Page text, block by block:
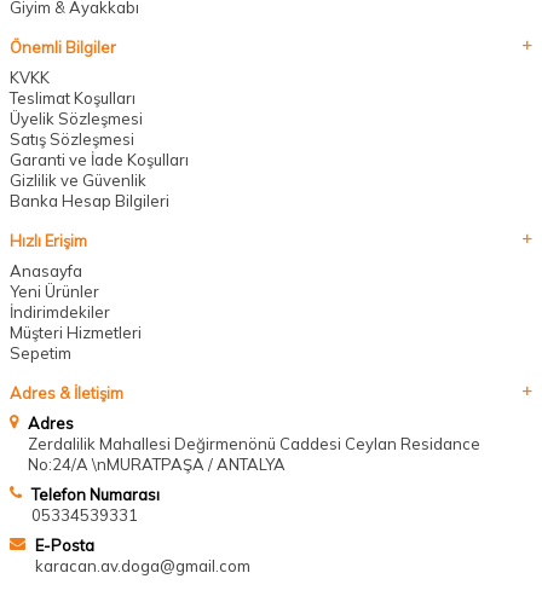
Giyim & Ayakkabı
Önemli Bilgiler
KVKK
Teslimat Koşulları
Üyelik Sözleşmesi
Satış Sözleşmesi
Garanti ve İade Koşulları
Gizlilik ve Güvenlik
Banka Hesap Bilgileri
Hızlı Erişim
Anasayfa
Yeni Ürünler
İndirimdekiler
Müşteri Hizmetleri
Sepetim
Adres & İletişim
Adres
Zerdalilik Mahallesi Değirmenönü Caddesi Ceylan Residance
No:24/A \nMURATPAŞA / ANTALYA
Telefon Numarası
05334539331
E-Posta
karacan.av.doga@gmail.com